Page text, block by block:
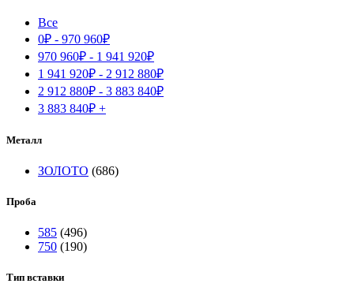
Все
0₽ - 970 960₽
970 960₽ - 1 941 920₽
1 941 920₽ - 2 912 880₽
2 912 880₽ - 3 883 840₽
3 883 840₽ +
Металл
ЗОЛОТО (686)
Проба
585 (496)
750 (190)
Тип вставки